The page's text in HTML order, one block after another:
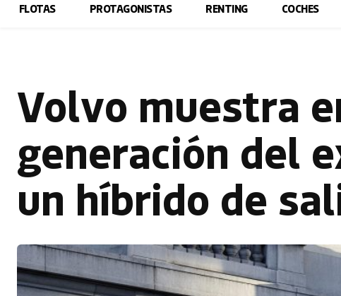
FLOTAS PROTAGONISTAS RENTING COCHES
Volvo muestra
generación del
un híbrido de